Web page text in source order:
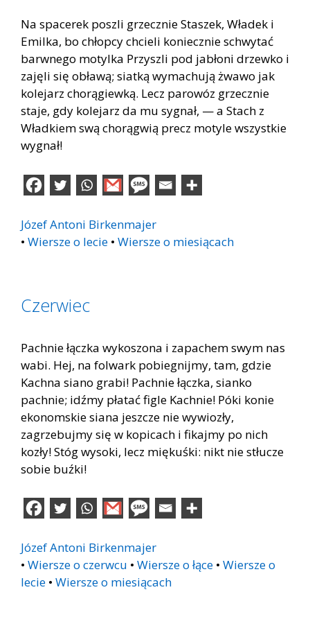
Na spacerek poszli grzecznie Staszek, Władek i
Emilka, bo chłopcy chcieli koniecznie schwytać
barwnego motylka Przyszli pod jabłoni drzewko i
zajęli się obławą; siatką wymachują żwawo jak
kolejarz chorągiewką. Lecz parowóz grzecznie
staje, gdy kolejarz da mu sygnał, — a Stach z
Władkiem swą chorągwią precz motyle wszystkie
wygnał!
Józef Antoni Birkenmajer
• Wiersze o lecie • Wiersze o miesiącach
Czerwiec
Pachnie łączka wykoszona i zapachem swym nas
wabi. Hej, na folwark pobiegnijmy, tam, gdzie
Kachna siano grabi! Pachnie łączka, sianko
pachnie; idźmy płatać figle Kachnie! Póki konie
ekonomskie siana jeszcze nie wywiozły,
zagrzebujmy się w kopicach i fikajmy po nich
kozły! Stóg wysoki, lecz miękuśki: nikt nie stłucze
sobie buźki!
Józef Antoni Birkenmajer
• Wiersze o czerwcu • Wiersze o łące • Wiersze o
lecie • Wiersze o miesiącach